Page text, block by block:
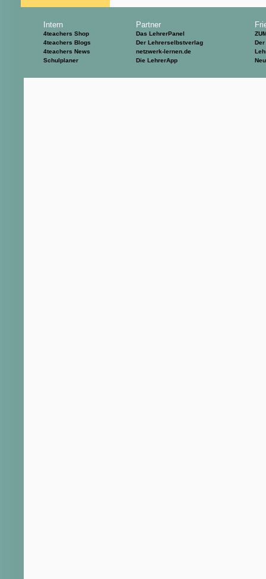
Intern
4teachers Shop
4teachers Blogs
4teachers News
Schulplaner
Partner
Das LehrerPanel
Der Lehrerselbstverlag
netzwerk-lernen.de
Die LehrerApp